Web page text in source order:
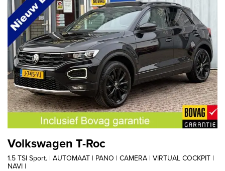
Volkswagen T-Roc
1.5 TSI Sport. | AUTOMAAT | PANO | CAMERA | VIRTUAL COCKPIT |
NAVI |